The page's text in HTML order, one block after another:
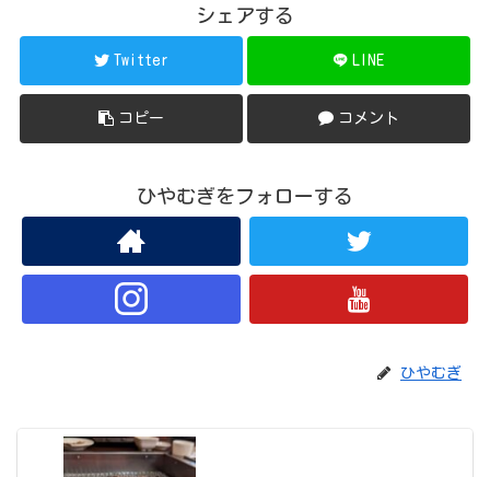
シェアする
Twitter LINE
コピー コメント
ひやむぎをフォローする
ひやむぎ